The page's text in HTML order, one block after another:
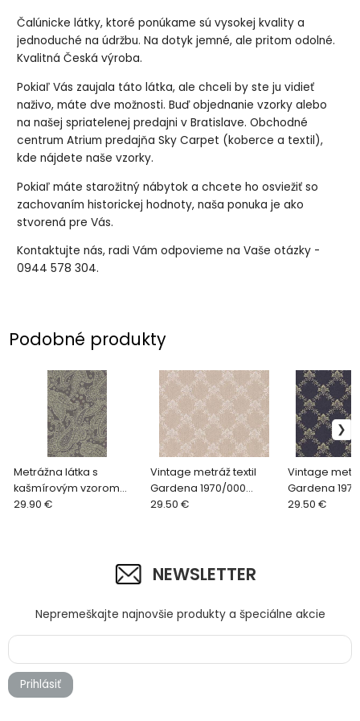
Čalúnicke látky, ktoré ponúkame sú vysokej kvality a
jednoduché na údržbu. Na dotyk jemné, ale pritom odolné.
Kvalitná Česká výroba.
Pokiaľ Vás zaujala táto látka, ale chceli by ste ju vidieť
naživo, máte dve možnosti. Buď objednanie vzorky alebo
na našej spriatelenej predajni v Bratislave. Obchodné
centrum Atrium predajňa Sky Carpet (koberce a textil),
kde nájdete naše vzorky.
Pokiaľ máte starožitný nábytok a chcete ho osviežiť so
zachovaním historickej hodnoty, naša ponuka je ako
stvorená pre Vás.
Kontaktujte nás, radi Vám odpovieme na Vaše otázky -
0944 578 304.
Podobné produkty
Metrážna látka s
kašmírovým vzorom
Gardena 2104/831 šedá
29.90 €
Vintage metráž textil
Gardena 1970/000
béžová
29.50 €
Vintage
Gardena
čierna
29.50 €
NEWSLETTER
Nepremeškajte najnovšie produkty a špeciálne akcie
Prihlásiť